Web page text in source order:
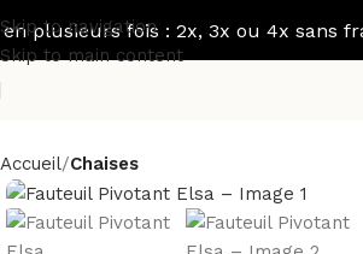
Skip to navigation
Skip to main content
Accueil Chaises
fois : 2x, 3x ou 4x sans frais !